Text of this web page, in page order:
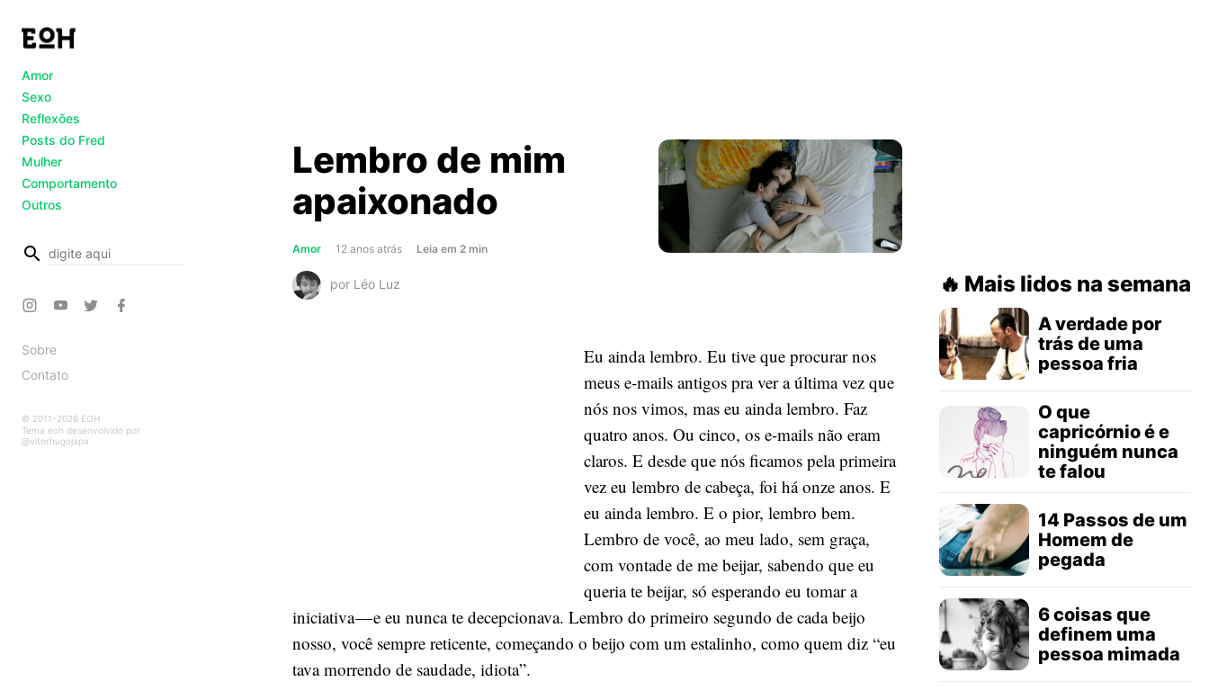
Amor
Sexo
Reflexões
Posts do Fred
Mulher
Comportamento
Outros
busca
Sobre
Contato
© 2011-2026 EOH
Tema eoh desenvolvido por
@vitorhugojapa
Lembro de mim
apaixonado
Amor 12 anos atrás Leiaabout
em2 min
por Léo Luz
Eu ainda lembro. Eu tive que procurar nos
meus e-mails antigos pra ver a última vez que
nós nos vimos, mas eu ainda lembro. Faz
quatro anos. Ou cinco, os e-mails não eram
claros. E desde que nós ficamos pela primeira
vez eu lembro de cabeça, foi há onze anos. E
eu ainda lembro. E o pior, lembro bem.
Lembro de você, ao meu lado, sem graça,
com vontade de me beijar, sabendo que eu
queria te beijar, só esperando eu tomar a
iniciativa — e eu nunca te decepcionava. Lembro do primeiro segundo de cada beijo
nosso, você sempre reticente, começando o beijo com um estalinho, como quem diz “eu
tava morrendo de saudade, idiota”.
Mais lidos na semana
A verdade por
trás de uma
pessoa fria
O que
capricórnio é e
ninguém nunca
te falou
14 Passos de um
Homem de
pegada
6 coisas que
definem uma
pessoa mimada